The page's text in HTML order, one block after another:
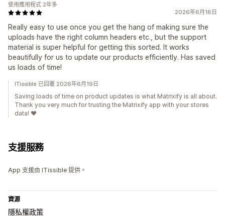
2026年6月18日
Really easy to use once you get the hang of making sure the
uploads have the right column headers etc., but the support
material is super helpful for getting this sorted. It works
beautifully for us to update our products efficiently. Has saved
us loads of time!
使用應用程式 2年多
ITissible 已回覆 2026年6月19日
Saving loads of time on product updates is what Matrixify is all about.
Thank you very much for trusting the Matrixify app with your stores
data! ❤️
支援服務
App 支援由 ITissible 提供。
資源
隱私權政策